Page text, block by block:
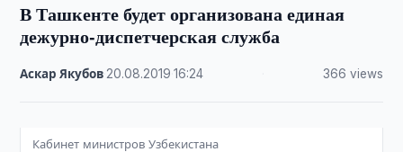
В Ташкенте будет организована единая
дежурно-диспетчерская служба
Аскар Якубов 20.08.2019 ·16:24 366 views
Кабинет министров Узбекистана